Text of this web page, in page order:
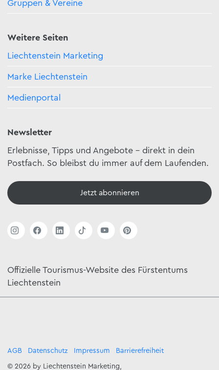
Gruppen & Vereine
Weitere Seiten
Liechtenstein Marketing
Marke Liechtenstein
Medienportal
Newsletter
Erlebnisse, Tipps und Angebote – direkt in dein
Postfach. So bleibst du immer auf dem Laufenden.
Jetzt abonnieren
Offizielle Tourismus-Website des Fürstentums
Liechtenstein
AGB Datenschutz Impressum Barrierefreiheit
© 2026 by Liechtenstein Marketing,